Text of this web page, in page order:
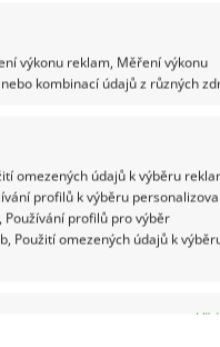
výkonu reklam, Měření výkonu
kombinací údajů z různých
omezených údajů k výběru
profilů k výběru
profilů pro výběr
Použití omezených údajů k